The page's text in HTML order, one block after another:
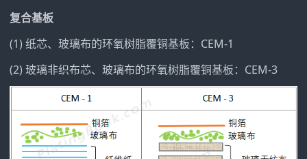
复合基板
(1) 纸芯、玻璃布的环氧树脂覆铜基板：CEM-1
(2) 玻璃非织布芯、玻璃布的环氧树脂覆铜基板：CEM-3